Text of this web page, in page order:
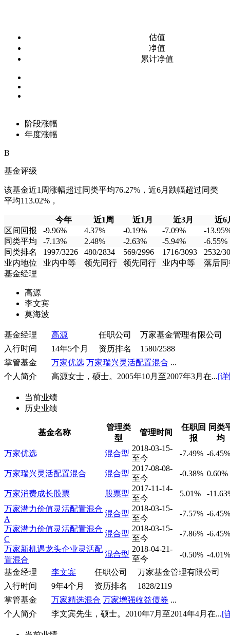
估值
净值
累计净值
阶段涨幅
年度涨幅
B
基金评级
该基金近1周涨幅超过同类平均76.27%，近6月跌幅超过同类
平均113.02%，
今年 近1周 近1月 近3月
近6
区间回报
-9.96% 4.37% -0.19% -7.09%
-
同类平均
-7.13% 2.48% -2.63% -5.94%
-6.55%
同类排名
1997/3226 480/2834 569/2996 1716/3093
2532/
业内地位
业内中等 领先同行 领先同行 业内中等
落后同
基金经理
高源
李文宾
莫海波
基金经理 高源 任职公司
万家基金管理有限公司
入行时间
14年5个月 资历排名
1580/2588
掌管基金
万家优选 万家瑞兴灵活配置混合 ...
个人简介
高源女士，硕士。2005年10月至2007年3月在...[
当前业绩
历史业绩
基金名称
管理类
型
管理时间
任职回
报
同类
均
万家优选
混合型
2018-03-15-
至今
-7.49% -6.45%
万家瑞兴灵活配置混合 混合型
2017-08-08-
至今
-0.38% 0.60%
万家消费成长股票 股票型
2017-11-14-
至今
5.01%
-
万家潜力价值灵活配置混合
A
混合型
2018-03-15-
至今
-7.57% -6.45%
万家潜力价值灵活配置混合
C
混合型
2018-03-15-
至今
-7.86% -6.45%
万家新机遇龙头企业灵活配
置混合
混合型
2018-04-21-
至今
-0.50% -4.01%
基金经理
李文宾 任职公司
万家基金管理有限公司
入行时间
9年4个月 资历排名
1828/2119
掌管基金
万家精选混合 万家增强收益债券 ...
个人简介
李文宾先生，硕士。2010年7月至2014年4月在...[